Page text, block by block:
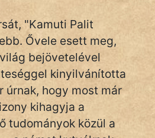
"Kamuti Palit
Ővele esett meg,
bejövetelével
kinyilvánította
úrnak, hogy most már
kihagyja a
tudományok közül a